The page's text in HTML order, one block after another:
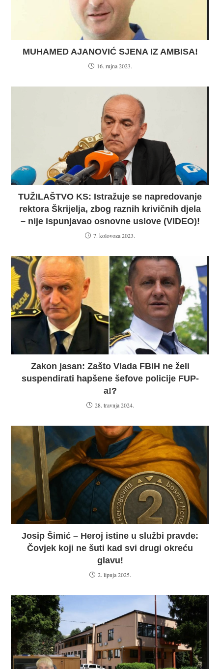
MUHAMED AJANOVIĆ SJENA IZ AMBISA!
16. rujna 2023.
TUŽILAŠTVO KS: Istražuje se napredovanje
rektora Škrijelja, zbog raznih krivičnih djela
– nije ispunjavao osnovne uslove (VIDEO)!
7. kolovoza 2023.
Zakon jasan: Zašto Vlada FBiH ne želi
suspendirati hapšene šefove policije FUP-
a!?
28. travnja 2024.
Josip Šimić – Heroj istine u službi pravde:
Čovjek koji ne šuti kad svi drugi okreću
glavu!
2. lipnja 2025.